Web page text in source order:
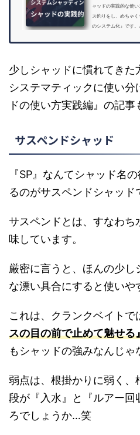
ャッドの実践的な使
ス釣りをし、めちゃ
のシステム化』です
度及び、シャッドごと
れらを分類わけして...
少しシャッドに慣れてきた
システマティックに使い分
ドの使い方実践編』の記事
サスペンドシャッド
『SP』なんてシャッド名
るのがサスペンドシャッド
サスペンドとは、すなわ
味しています。
厳密に言うと、ほんの少し
な漂い具合にすると使いや
これは、クランクベイトで
スの目の前で止めて魅せる
もシャッドの強みなんじゃ
弱点は、根掛かりに弱く
段が『入水』と『ルアー回
ろでしょうか…笑